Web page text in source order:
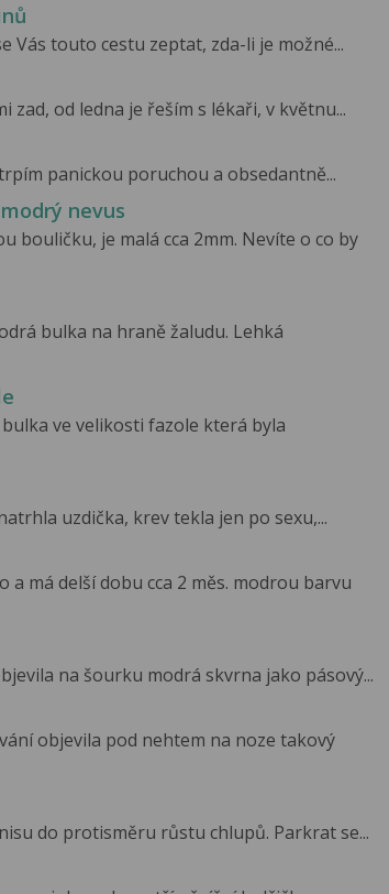
Vás touto cestu zeptat, zda-li je možné...
od ledna je řeším s lékaři, v květnu...
panickou poruchou a obsedantně...
nevus
bouličku, je malá cca 2mm. Nevíte o co by
bulka na hraně žaludu. Lehká
ve velikosti fazole která byla
uzdička, krev tekla jen po sexu,...
má delší dobu cca 2 měs. modrou barvu
na šourku modrá skvrna jako pásový...
objevila pod nehtem na noze takový
do protisměru růstu chlupů. Parkrat se...